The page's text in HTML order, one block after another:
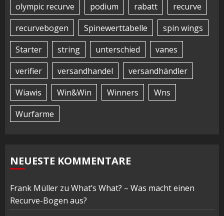
olympic recurve
podium rabatt
recurve
recurvebogen
Spinewerttabelle
spin wings
Starter
string unterschied
vanes
verifier
versandhandel
versandhändler
Wiawis
Win&Win Winners
Wns
Wurfarme
NEUESTE KOMMENTARE
Frank Müller zu What’s What? – Was macht einen
Recurve-Bogen aus?